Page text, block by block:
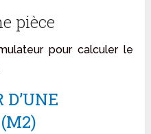
pièce
pour calculer le